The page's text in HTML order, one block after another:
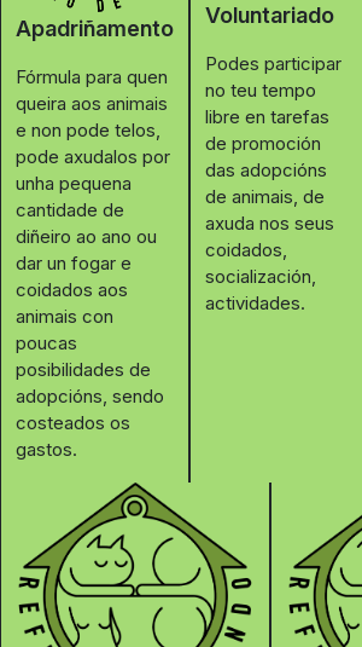
Apadriñamento
Fórmula para quen
queira aos animais
e non pode telos,
pode axudalos por
unha pequena
cantidade de
diñeiro ao ano ou
dar un fogar e
coidados aos
animais con
poucas
posibilidades de
adopcións, sendo
costeados os
gastos.
Voluntariado
Podes participar
no teu tempo
libre en tarefas
de promoción
das adopcións
de animais, de
axuda nos seus
coidados,
socialización,
actividades.